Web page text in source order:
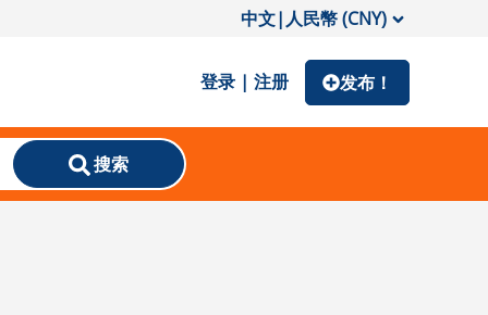
中文| 人民幣 (CNY)
登录 | 注册 发布！
搜索